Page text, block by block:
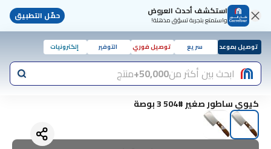
استكشف أحدث العروض
واستمتع بتجربة تسوّق مذهلة! حمّل التطبيق
توصيل بموعد سريع توصيل فوري التوفير إلكترونيات
ابحث بين أكثر من50,000+ منتج
كيوي ساطور صغير #504 3 بوصة